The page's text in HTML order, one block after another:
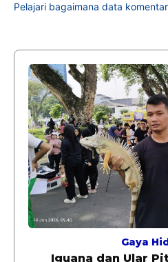
Pelajari bagaimana data
Gaya
Iguana dan Ular